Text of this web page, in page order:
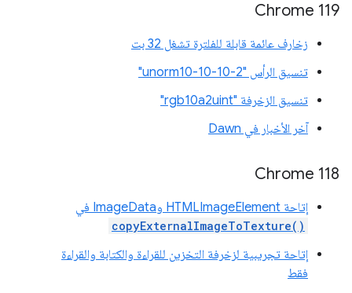
Chrome 119
زخارف عائمة قابلة للفلترة تشغل 32 بت
تنسيق الرأس "unorm10-10-10-2"
تنسيق الزخرفة "rgb10a2uint"
آخر الأخبار في Dawn
Chrome 118
إتاحة HTMLImageElement وImageData في
copyExternalImageToTexture()
إتاحة تجريبية لزخرفة التخزين للقراءة والكتابة والقراءة
فقط